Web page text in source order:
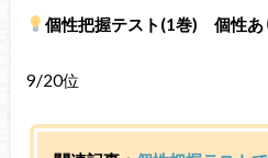
個性把握テスト(1巻) 個性あ
9/20位